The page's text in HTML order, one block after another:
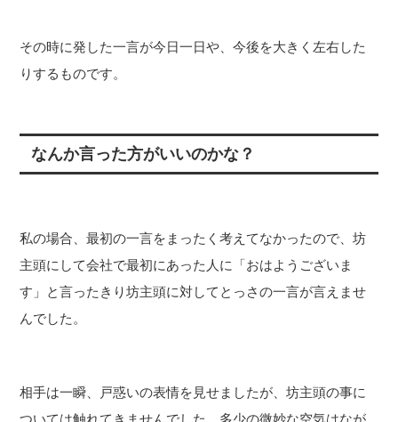
その時に発した一言が今日一日や、今後を大きく左右した
りするものです。
なんか言った方がいいのかな？
私の場合、最初の一言をまったく考えてなかったので、坊
主頭にして会社で最初にあった人に「おはようございま
す」と言ったきり坊主頭に対してとっさの一言が言えませ
んでした。
相手は一瞬、戸惑いの表情を見せましたが、坊主頭の事に
ついては触れてきませんでした。多少の微妙な空気はなが